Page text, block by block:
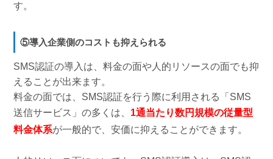
す。
⑤導入企業側のコストも抑えられる
SMS認証の導入は、料金の面や人的リソースの面でも抑
えることが出来ます。
料金の面では、SMS認証を行う際に利用される「SMS
送信サービス」の多くは、 1通当たり数円規模の従量型
料金体系が一般的で、安価に抑えることができます。